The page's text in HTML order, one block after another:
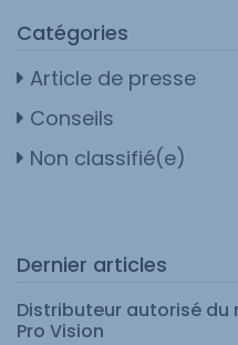
Catégories
Article de presse
Conseils
Non classifié(e)
Dernier articles
Distributeur autorisé du
Pro Vision